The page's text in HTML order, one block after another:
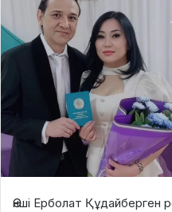
Әнші Ерболат Құдайберген